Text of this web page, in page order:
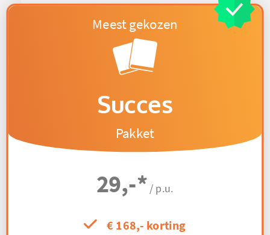
Succes
Pakket
29,-* / p.u.
€ 168,- korting